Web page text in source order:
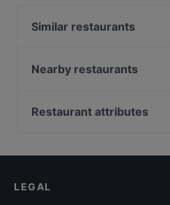
Similar restaurants
Sapore Latina
Amor restaurant cocktail
L’Angolo DiVino
Nearby restaurants
Ristorante Boccuccia
Restaurant attributes
Restaurants For Business
LEGAL